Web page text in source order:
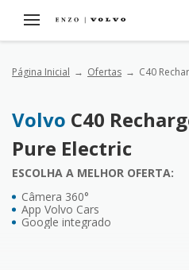
Página Inicial Ofertas C40
Volvo C40
Pure Electric
ESCOLHA A MELHOR OFERTA:
Câmera 360°
App Volvo Cars
Google integrado